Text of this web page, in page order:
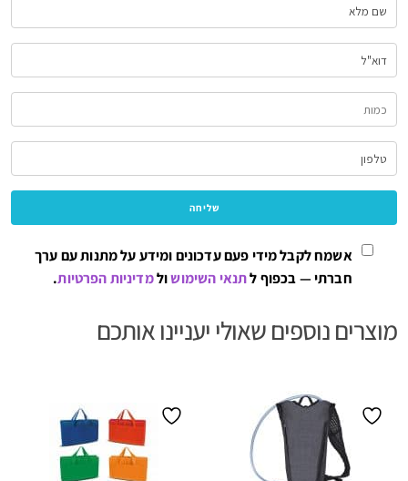
אשמח לקבל מידי פעם עדכונים ומידע על מתנות עם ערך
חברתי — בכפוף לתנאי השימושולמדיניות הפרטיות.
מוצרים נוספים שאולי יעניינו אותכם